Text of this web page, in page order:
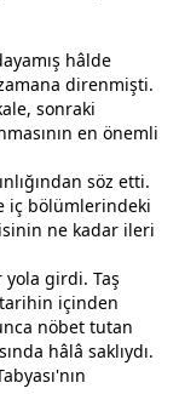
hâlde
direnmişti.
sonraki
en önemli
söz etti.
iç bölümlerindeki
ne kadar ileri
yola girdi. Taş
içinden
nöbet tutan
hâlâ saklıydı.